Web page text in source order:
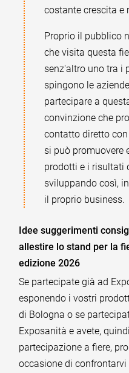
costante crescita e
Proprio il pubblico
che visita questa
senz'altro uno tra i
spingono le
partecipare a
convinzione che
contatto diretto
si può promuovere
prodotti e i risultati
sviluppando così,
il proprio business.
Idee suggerimenti
allestire lo stand per la
edizione 2026
Se partecipate già ad
esponendo i vostri
di Bologna o se
Exposanità e avete,
partecipazione a fiere,
occasione di